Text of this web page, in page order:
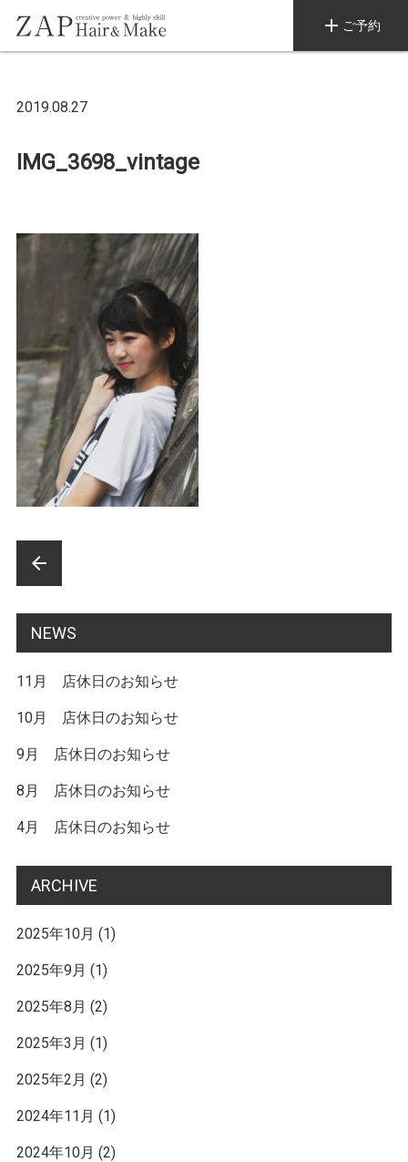
add ご予約
2019.08.27
IMG_3698_vintage
前
後
の
記
事
へ
の
リ
ン
arrow_back
NEWS
11月 店休日のお知らせ
10月 店休日のお知らせ
9月 店休日のお知らせ
8月 店休日のお知らせ
4月 店休日のお知らせ
ARCHIVE
2025年10月 (1)
2025年9月 (1)
2025年8月 (2)
2025年3月 (1)
2025年2月 (2)
2024年11月 (1)
2024年10月 (2)